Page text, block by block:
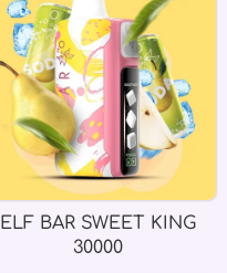
ELF BAR SWEET KING
30000